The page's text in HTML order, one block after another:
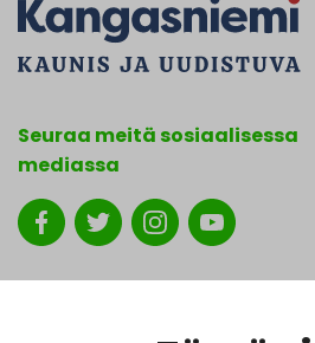
Seuraa meitä sosiaalisessa
mediassa